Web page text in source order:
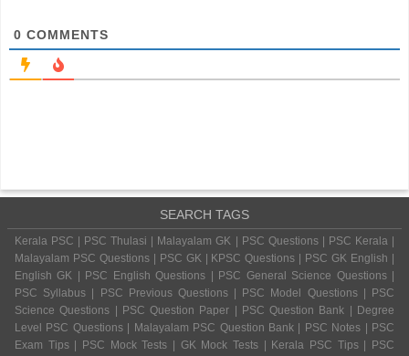
0 COMMENTS
SEARCH TAGS
Kerala PSC | PSC Thulasi | Malayalam GK | PSC Questions | PSC Kerala |
Malayalam PSC Questions | PSC GK | KPSC Questions | PSC GK English |
English GK | PSC English Questions | PSC General Science Questions |
PSC Syllabus | PSC Previous Questions | PSC Model Questions | PSC
Science Questions | PSC Question Paper | PSC Question Bank | Degree
Level PSC Questions | Malayalam PSC Question Bank | PSC Notes | PSC
Exam Tips | PSC Mock Tests | GK Mock Tests | Kerala PSC Tips | PSC